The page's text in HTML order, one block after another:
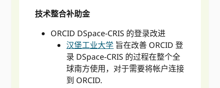
技术整合补助金
ORCID DSpace-CRIS 的登录改进
汉堡工业大学 旨在改善 ORCID 登
录 DSpace-CRIS 的过程在整个全
球南方使用，对于需要将帐户连接
到 ORCID.